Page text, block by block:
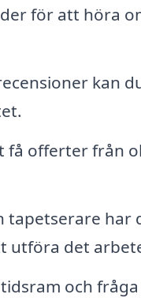
för att höra
kan
få offerter från
tapetserare har
det
och